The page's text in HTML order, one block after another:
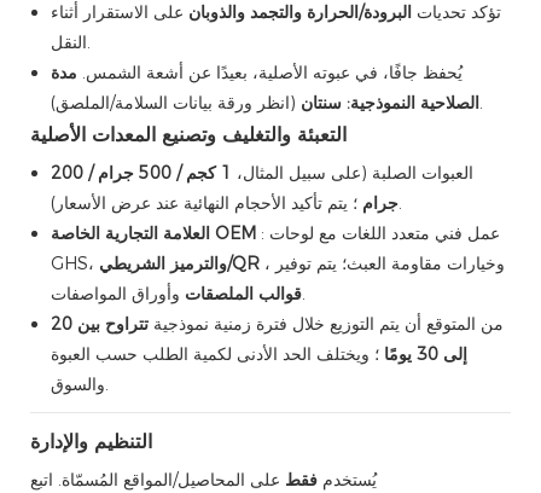
تؤكد تحديات البرودة/الحرارة والتجمد والذوبان على الاستقرار أثناء
النقل.
يُحفظ جافًا، في عبوته الأصلية، بعيدًا عن أشعة الشمس. مدة
الصلاحية النموذجية: سنتان (انظر ورقة بيانات السلامة/الملصق).
التعبئة والتغليف وتصنيع المعدات الأصلية
العبوات الصلبة (على سبيل المثال،
1 كجم / 500 جرام / 200
جرام؛ يتم تأكيد الأحجام النهائية عند عرض الأسعار).
العلامة التجارية الخاصة OEM : عمل فني متعدد اللغات مع لوحات
GHS،
والترميز الشريطي/QR
، وخيارات مقاومة العبث؛ يتم توفير
قوالب الملصقاتوأوراق المواصفات.
من المتوقع أن يتم التوزيع خلال فترة زمنية نموذجية
تتراوح بين 20
إلى 30 يومًا
؛ ويختلف الحد الأدنى لكمية الطلب حسب العبوة
والسوق.
التنظيم والإدارة
يُستخدم فقط على المحاصيل/المواقع المُسمّاة. اتبع